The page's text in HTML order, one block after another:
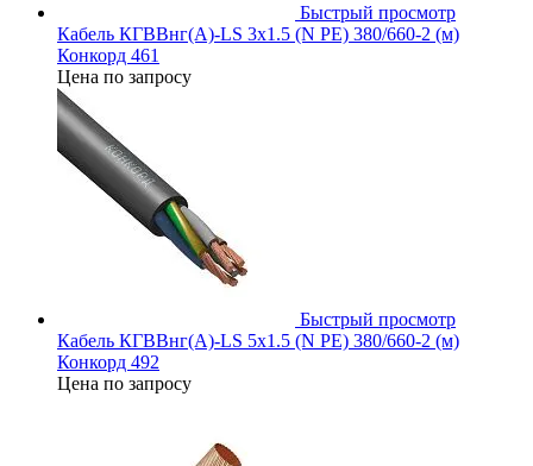
Быстрый просмотр
Кабель КГВВнг(А)-LS 3х1.5 (N PE) 380/660-2 (м)
Конкорд 461
Цена по запросу
Быстрый просмотр
Кабель КГВВнг(А)-LS 5х1.5 (N PE) 380/660-2 (м)
Конкорд 492
Цена по запросу